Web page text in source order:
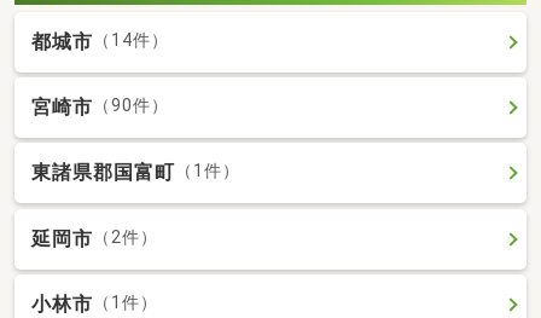
都城市 （14件）
宮崎市 （90件）
東諸県郡国富町 （1件）
延岡市 （2件）
小林市 （1件）